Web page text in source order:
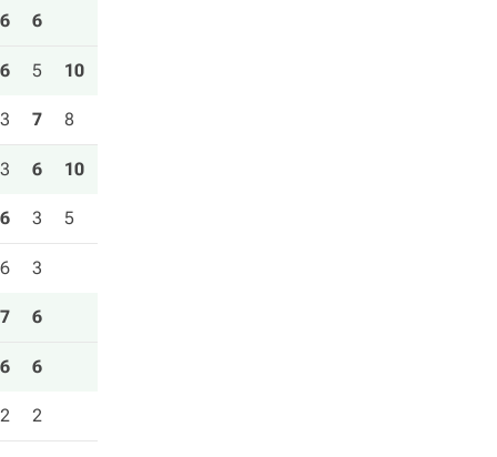
6 6
6 5 10
3 7 8
3 6 10
6 3 5
6 3
7 6
6 6
2 2